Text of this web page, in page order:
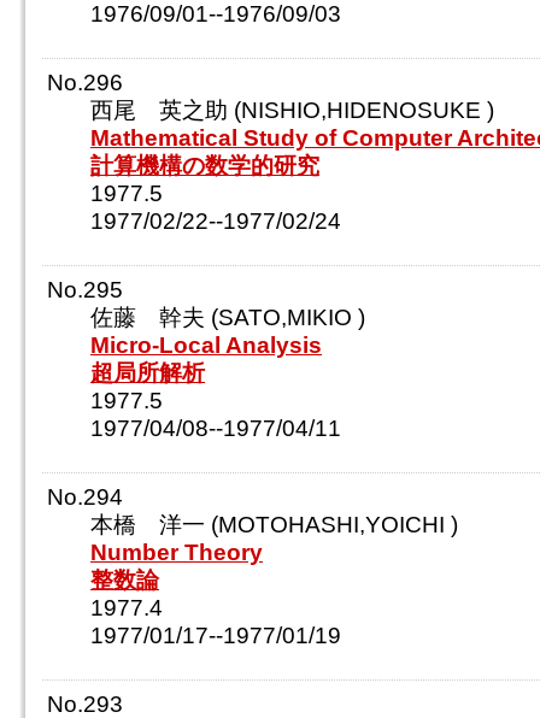
1976/09/01--1976/09/03
No.296
西尾 英之助 (NISHIO,HIDENOSUKE )
Mathematical Study of Computer
計算機構の数学的研究
1977.5
1977/02/22--1977/02/24
No.295
佐藤 幹夫 (SATO,MIKIO )
Micro-Local Analysis
超局所解析
1977.5
1977/04/08--1977/04/11
No.294
本橋 洋一 (MOTOHASHI,YOICHI )
Number Theory
整数論
1977.4
1977/01/17--1977/01/19
No.293